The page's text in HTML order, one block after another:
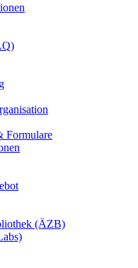
Formulare
(ÄZB)